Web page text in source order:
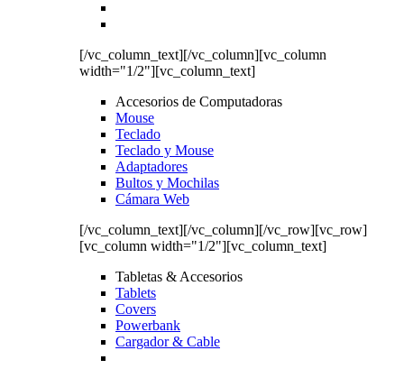
[/vc_column_text][/vc_column][vc_column
width="1/2"][vc_column_text]
Accesorios de Computadoras
Mouse
Teclado
Teclado y Mouse
Adaptadores
Bultos y Mochilas
Cámara Web
[/vc_column_text][/vc_column][/vc_row][vc_row]
[vc_column width="1/2"][vc_column_text]
Tabletas & Accesorios
Tablets
Covers
Powerbank
Cargador & Cable